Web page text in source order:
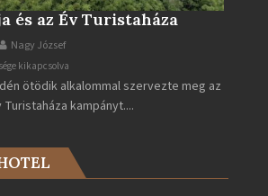
és az Év Turistaháza
Nagy József
kikapcsolva
ötödik alkalommal szervezte meg az
Turistaháza kampányt....